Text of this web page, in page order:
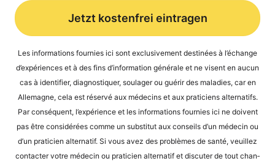
Jetzt kostenfrei eintragen
Les infor­ma­ti­ons four­nies ici sont exclu­si­ve­ment desti­nées à l’é­ch­an­ge
d’expé­ri­en­ces et à des fins d’in­for­ma­ti­on géné­ra­le et ne visent en aucun
cas à iden­ti­fier, dia­gnos­ti­quer, sou­la­ger ou guérir des mala­dies, car en
Alle­ma­gne, cela est réser­vé aux méde­cins et aux pra­ti­ci­ens alter­na­tifs.
Par con­sé­quent, l’expérience et les infor­ma­ti­ons four­nies ici ne doi­vent
pas être con­sidé­rées com­me un sub­sti­tut aux con­seils d’un méde­cin ou
d’un pra­ti­ci­en alter­na­tif. Si vous avez des pro­blè­mes de san­té, veuil­lez
cont­ac­ter vot­re méde­cin ou pra­ti­ci­en alter­na­tif et dis­cu­ter de tout chan­